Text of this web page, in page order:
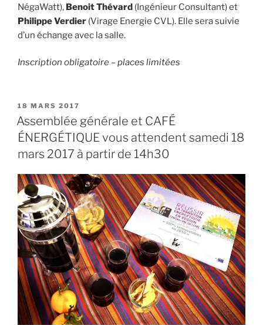
NégaWatt), Benoit Thévard (Ingénieur Consultant) et
Philippe Verdier (Virage Energie CVL). Elle sera suivie
d’un échange avec la salle.
Inscription obligatoire – places limitées
PUBLIÉ
LE
18 MARS 2017
Assemblée générale et CAFÉ
ÉNERGÉTIQUE vous attendent samedi 18
mars 2017 à partir de 14h30